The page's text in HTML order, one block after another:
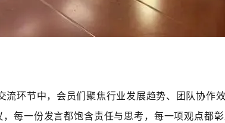
环节中，会员们聚焦行业发展趋势、团队协作
，每一份发言都饱含责任与思考，每一项观点都